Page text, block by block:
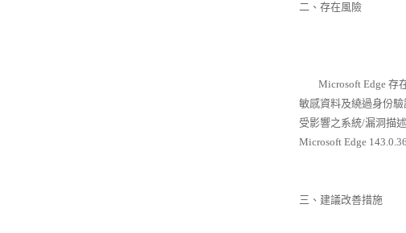
二、存在風險
Microsoft Edge 存在
敏感資料及繞過身份驗
受影響之系統/漏洞描述
Microsoft Edge
三、建議改善措施